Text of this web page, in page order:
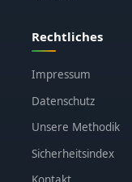
Rechtliches
Impressum
Datenschutz
Unsere Methodik
Sicherheitsindex